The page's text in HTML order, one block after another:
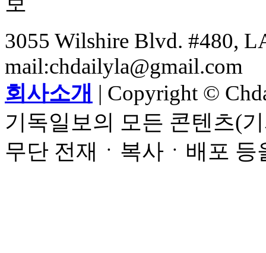
3055 Wilshire Blvd. #480,
mail:chdailyla@gmail.com
회사소개 | Copyright ©
기독일보의 모든 콘텐츠(
무단 전재ㆍ복사ㆍ배포 등